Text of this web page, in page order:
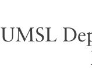
UMSL